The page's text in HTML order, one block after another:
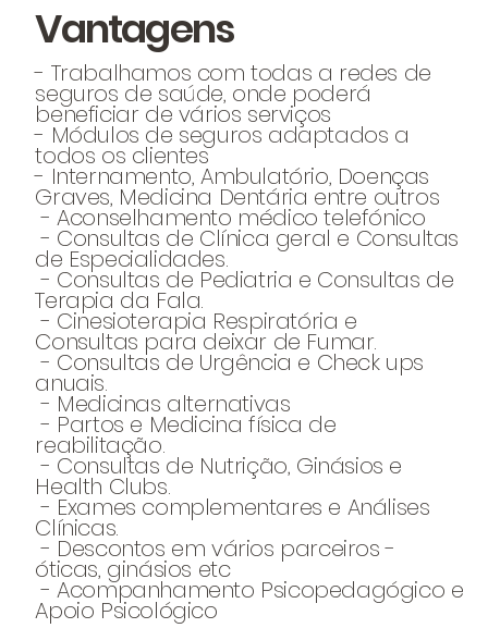
- Trabalhamos com todas a redes de
seguros de saúde, onde poderá
beneficiar de vários serviços
- Módulos de seguros adaptados a
todos os clientes
- Internamento, Ambulatório, Doenças
Graves, Medicina Dentária entre outros
- Aconselhamento médico telefónico
- Consultas de Clínica geral e Consultas
de Especialidades.
- Consultas de Pediatria e Consultas de
Terapia da Fala.
- Cinesioterapia Respiratória e
Consultas para deixar de Fumar.
- Consultas de Urgência e Check ups
anuais.
- Medicinas alternativas
- Partos e Medicina física de
reabilitação.
- Consultas de Nutrição, Ginásios e
Health Clubs.
- Exames complementares e Análises
Clínicas.
- Descontos em vários parceiros -
óticas, ginásios etc
- Acompanhamento Psicopedagógico e
Apoio Psicológico
Vantagens